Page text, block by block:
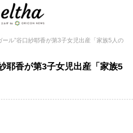
ール”谷口紗耶香が第3子女児出産「家族5人の
耶香が第3子女児出産「家族5